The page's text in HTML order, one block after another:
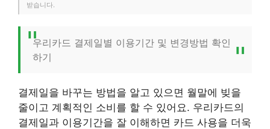
받습니다.
우리카드 결제일별 이용기간 및 변경방법 확인
하기
결제일을 바꾸는 방법을 알고 있으면 월말에 빚을
줄이고 계획적인 소비를 할 수 있어요. 우리카드의
결제일과 이용기간을 잘 이해하면 카드 사용을 더욱